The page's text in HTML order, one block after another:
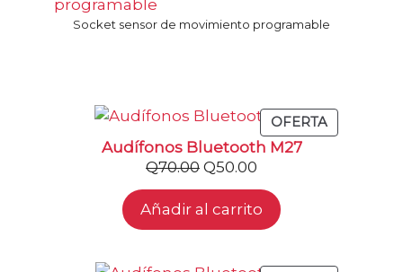
Socket sensor de movimiento programable
OFERTA
EN
Audífonos Bluetooth M27
Q70.00 El
precio
original
era:
Q50.00
precio
actual
es:
Añadir al carrito